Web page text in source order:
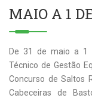
MAIO A 1
De 31 de maio a 1
Técnico de Gestão
Concurso de Saltos
Cabeceiras de